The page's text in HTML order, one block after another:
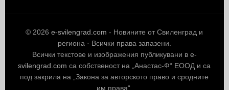
© 2026e-svilengrad.com - Новините от Свиленград и
региона · Всички права запазени.
Всички текстове и изображения публикувани в e-
svilengrad.com са собственост на „Анастас-Ф“ ЕООД и са
под закрила на „Закона за авторското право и сродните
им права“.